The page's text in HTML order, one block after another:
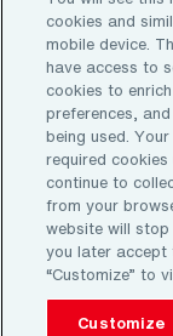
ZALBA-
Seguros
Sobre
Zona de
Contacto
Blog de
cookies and
mobile device.
have access to
cookies to
preferences,
being used.
required
continue to
from your
website will
you later accept
“Customize” to
Customize